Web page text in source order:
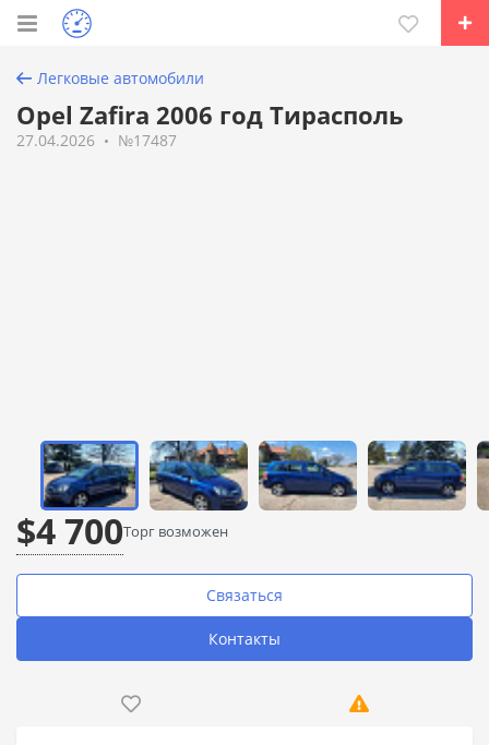
Легковые автомобили
Opel Zafira 2006 год Тирасполь
27.04.2026 №17487
$4 700Торг возможен
Связаться
Контакты